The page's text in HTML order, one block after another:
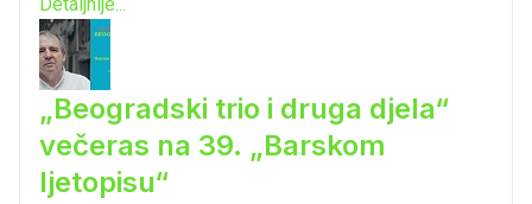
„Beogradski trio i druga djela“
večeras na 39. „Barskom
ljetopisu“